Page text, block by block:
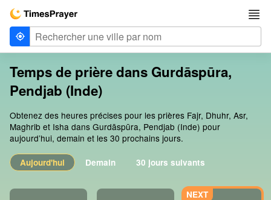
Temps de prière dans Gurdāspūra,
Pendjab (Inde)
Obtenez des heures précises pour les prières Fajr, Dhuhr, Asr,
Maghrib et Isha dans Gurdāspūra, Pendjab (Inde) pour
aujourd’hui, demain et les 30 prochains jours.
Aujourd'hui Demain 30 jours suivants